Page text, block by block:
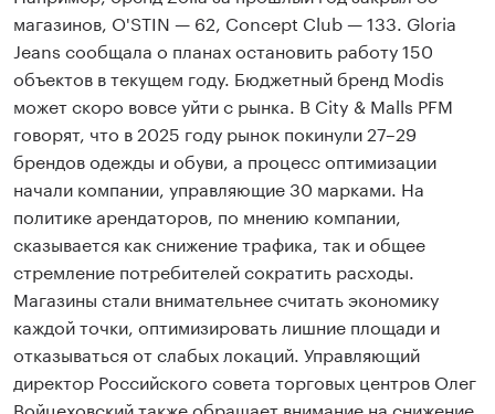
магазинов, O'STIN — 62, Concept Club — 133. Gloria
Jeans сообщала о планах остановить работу 150
объектов в текущем году. Бюджетный бренд Modis
может скоро вовсе уйти с рынка. В City & Malls PFM
говорят, что в 2025 году рынок покинули 27–29
брендов одежды и обуви, а процесс оптимизации
начали компании, управляющие 30 марками. На
политике арендаторов, по мнению компании,
сказывается как снижение трафика, так и общее
стремление потребителей сократить расходы.
Магазины стали внимательнее считать экономику
каждой точки, оптимизировать лишние площади и
отказываться от слабых локаций. Управляющий
директор Российского совета торговых центров Олег
Войцеховский также обращает внимание на снижение